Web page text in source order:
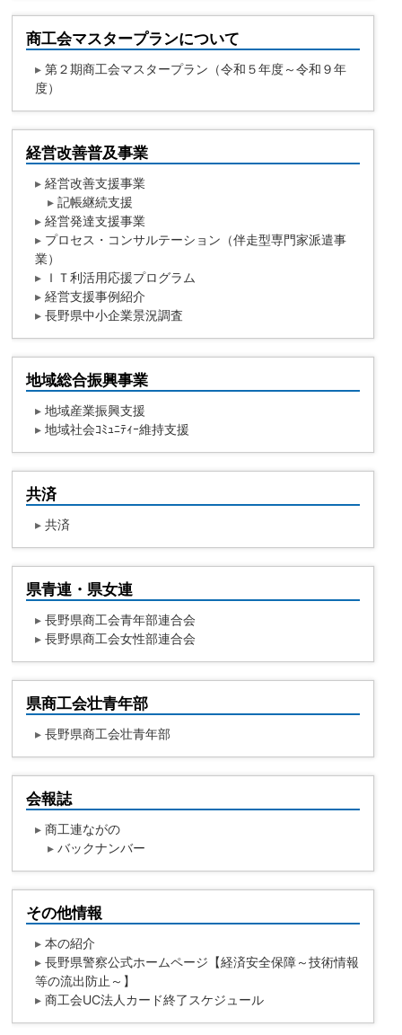
商工会マスタープランについて
▸第２期商工会マスタープラン（令和５年度～令和９年
度）
経営改善普及事業
▸経営改善支援事業
▸記帳継続支援
▸経営発達支援事業
▸ プロセス・コンサルテーション（伴走型専門家派遣事
業）
▸ ＩＴ利活用応援プログラム
▸経営支援事例紹介
▸長野県中小企業景況調査
地域総合振興事業
▸地域産業振興支援
▸地域社会ｺﾐｭﾆﾃｨｰ維持支援
共済
▸共済
県青連・県女連
▸長野県商工会青年部連合会
▸長野県商工会女性部連合会
県商工会壮青年部
▸長野県商工会壮青年部
会報誌
▸商工連ながの
▸バックナンバー
その他情報
▸本の紹介
▸長野県警察公式ホームページ【経済安全保障～技術情報
等の流出防止～】
▸商工会UC法人カード終了スケジュール